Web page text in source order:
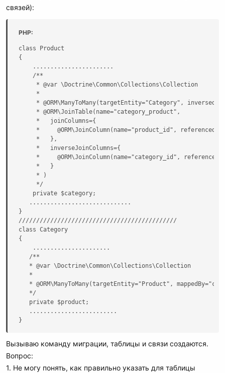
связей):
PHP:
class Product
{
    .......................
    /**
     * @var \Doctrine\Common\Collections\Collection
     *
* @ORM\ManyToMany(targetEntity="Category",
     * @ORM\JoinTable(name="category_product",
     *   joinColumns={
*     @ORM\JoinColumn(name="product_id",
     *   },
     *   inverseJoinColumns={
*     @ORM\JoinColumn(name="category_id",
     *   }
     * )
     */
    private $category;
   .............................
}
/////////////////////////////////////////////
class Category
{
    ......................
   /**
   * @var \Doctrine\Common\Collections\Collection
   *
* @ORM\ManyToMany(targetEntity="Product",
   */
   private $product;
   .........................
}
Вызываю команду миграции, таблицы и связи создаются.
Вопрос:
1. Не могу понять, как правильно указать для таблицы